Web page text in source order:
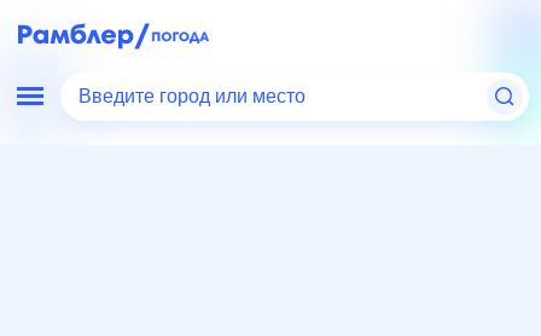
Введите город или место